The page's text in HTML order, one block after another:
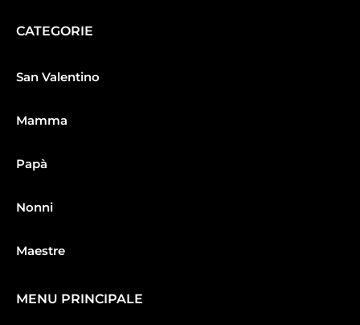
CATEGORIE
San Valentino
Mamma
Papà
Nonni
Maestre
MENU PRINCIPALE